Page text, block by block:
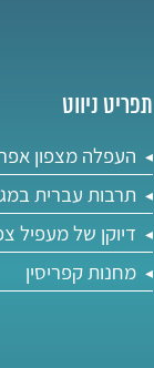
תפריט ניווט
העפלה מצפון
תרבות עברית
דיוקן של מעפיל
מחנות קפריסין